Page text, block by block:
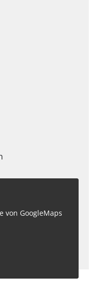
von GoogleMaps